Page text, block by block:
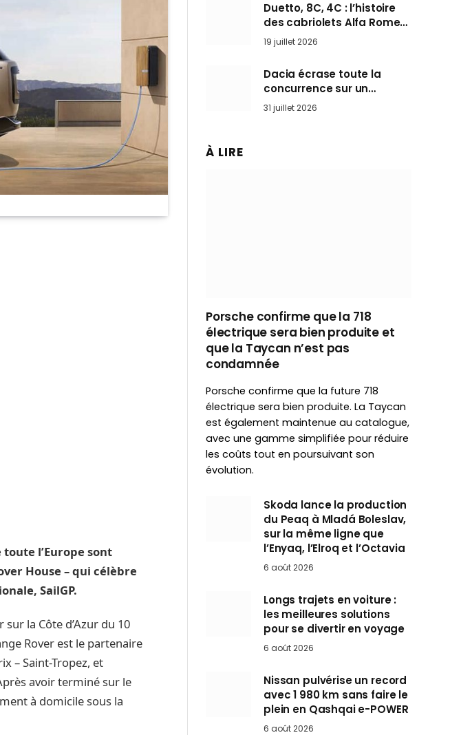
l’Europe sont
House – qui célèbre
SailGP.
la Côte d’Azur du 10
Rover est le partenaire
– Saint-Tropez, et
avoir terminé sur le
à domicile sous la
Duetto, 8C, 4C : l’histoire
des cabriolets Alfa Romeo,
ces Spider qui ont défini
l’art de rouler cheveux au
vent
19 juillet 2026
Dacia écrase toute la
concurrence sur un
marché où personne ne
l’attendait
31 juillet 2026
À LIRE
Porsche confirme que la 718
électrique sera bien produite et
que la Taycan n’est pas
condamnée
Porsche confirme que la future 718
électrique sera bien produite. La Taycan
est également maintenue au catalogue,
avec une gamme simplifiée pour réduire
les coûts tout en poursuivant son
évolution.
Skoda lance la production
du Peaq à Mladá Boleslav,
sur la même ligne que
l’Enyaq, l’Elroq et l’Octavia
6 août 2026
Longs trajets en voiture :
les meilleures solutions
pour se divertir en voyage
6 août 2026
Nissan pulvérise un record
avec 1 980 km sans faire le
plein en Qashqai e-POWER
6 août 2026